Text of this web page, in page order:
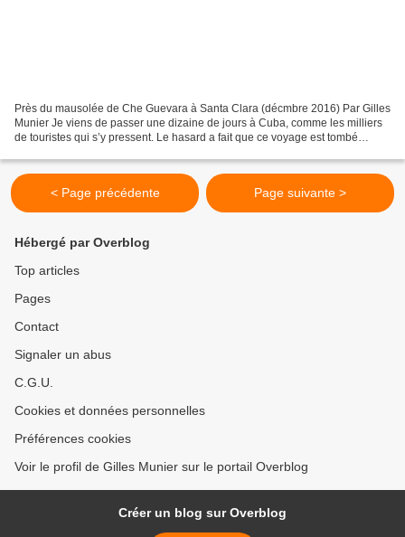
Près du mausolée de Che Guevara à Santa Clara (décmbre 2016) Par Gilles
Munier Je viens de passer une dizaine de jours à Cuba, comme les milliers
de touristes qui s’y pressent. Le hasard a fait que ce voyage est tombé
< Page précédente Page suivante >
Hébergé par Overblog
Top articles
Pages
Contact
Signaler un abus
C.G.U.
Cookies et données personnelles
Préférences cookies
Voir le profil de Gilles Munier sur le portail Overblog
Créer un blog sur Overblog